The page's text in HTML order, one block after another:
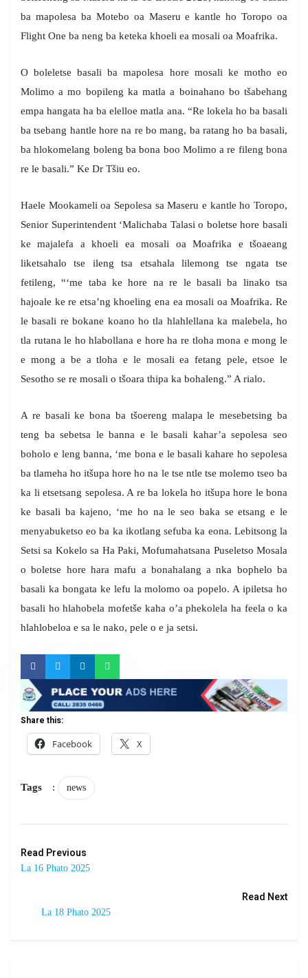
ba mapolesa ba Motebo oa Maseru e kantle ho Toropo oa
Flight One ba neng ba keteka khoeli ea mosali oa Moafrika.
O boleletse basali ba mapolesa hore mosali ke motho eo
Molimo a mo bopileng ka matla a boinahano bo tšabehang
empa hangata ha ba elelloe matla ana. “Re lokela ho ba basali
ba tsebang hantle hore na re bo mang, ba ratang ho ba basali,
ba hlokomelang boleng ba bona boo Molimo a re fileng bona
re le basali.” Ke Dr Tšiu eo.
Haele Mookameli oa Sepolesa sa Maseru e kantle ho Toropo,
Senior Superintendent ‘Malichaba Talasi o boletse hore basali
ke majalefa a khoeli ea mosali oa Moafrika e tšoaeang
liketsahalo tse ileng tsa etsahala lilemong tse ngata tse
fetileng, “‘me taba ke hore na re le basali ba linako tsa
hajoale ke re etsa’ng khoeling ena ea mosali oa Moafrika. Re
le basali re bokane koano ho tla hlahlellana ka malebela, ho
tla rutana le ho hlabollana e hore ha re tloha mona e mong le
e mong a be a tloha e le mosali ea fetang pele, etsoe le
Sesotho se re mosali o tšoara thipa ka bohaleng.” A rialo.
A re basali ke bona ba tšoereng malapa le mesebetsing ba
teng ba sebetsa le banna e le basali kahar’a sepolesa seo
boholo e leng banna, ‘me bona e le basali kahare ho sepolesa
ba tlameha ho itšupa hore ho na le tse ntle tse molemo tseo ba
ka li etsetsang sepolesa. A re ba lokela ho itšupa hore le bona
ke basali ba kajeno, ‘me ho na le seo baka se etsang e le
menyabuketso eo ba ka ikotlang sefuba ka eona. Lebitsong la
Setsi sa Kokelo sa Ha Paki, Mofumahatsana Puseletso Mosala
o boletse hore hara mafu a bonahalang a nka bophelo ba
basali ka bongata ke lefu la molomo oa popelo. A ipiletsa ho
basali ho hlahobela mofetše kaha o’a phekolela ha feela o ka
hlahlobeloa e sa le nako, pele o e ja setsi.
Share this:
Facebook
X
Tags : news
Read Previous
La 16 Phato 2025
Read Next
La 18 Phato 2025